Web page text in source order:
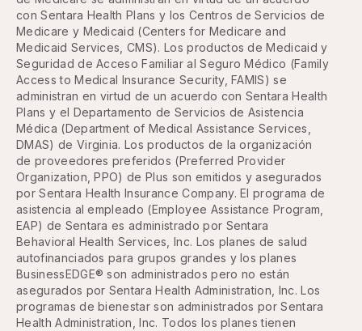
con Sentara Health Plans y los Centros de Servicios de
Medicare y Medicaid (Centers for Medicare and
Medicaid Services, CMS). Los productos de Medicaid y
Seguridad de Acceso Familiar al Seguro Médico (Family
Access to Medical Insurance Security, FAMIS) se
administran en virtud de un acuerdo con Sentara Health
Plans y el Departamento de Servicios de Asistencia
Médica (Department of Medical Assistance Services,
DMAS) de Virginia. Los productos de la organización
de proveedores preferidos (Preferred Provider
Organization, PPO) de Plus son emitidos y asegurados
por Sentara Health Insurance Company. El programa de
asistencia al empleado (Employee Assistance Program,
EAP) de Sentara es administrado por Sentara
Behavioral Health Services, Inc. Los planes de salud
autofinanciados para grupos grandes y los planes
BusinessEDGE® son administrados pero no están
asegurados por Sentara Health Administration, Inc. Los
programas de bienestar son administrados por Sentara
Health Administration, Inc. Todos los planes tienen